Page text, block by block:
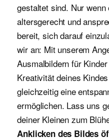
gestaltet sind. Nur wenn
altersgerecht und
bereit, sich darauf
wir an: Mit unserem
Ausmalbildern für
Kreativität deines
gleichzeitig eine
ermöglichen. Lass uns
deiner Kleinen zum
Anklicken des Bildes